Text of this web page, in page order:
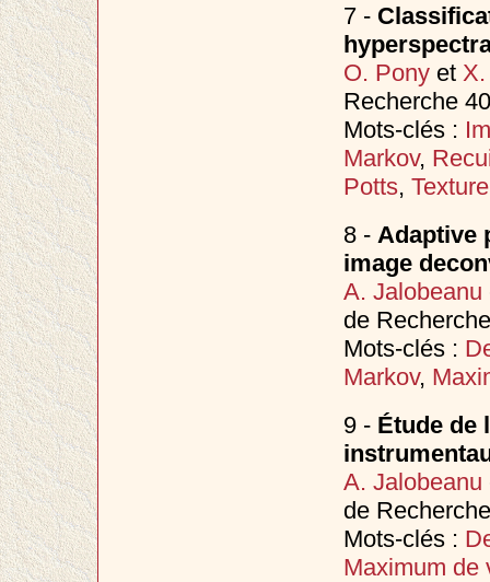
7 -
O. Ponyet
Recherche
Mots-clés :
Markov,
Potts, Texture
8 - Adaptive
image
A. Jalobeanu
de
Mots-clés :
Markov,
9 - Étude de
A. Jalobeanu
de
Mots-clés :
Maximum de